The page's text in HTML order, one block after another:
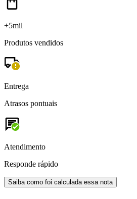
+5mil
Produtos vendidos
Entrega
Atrasos pontuais
Atendimento
Responde rápido
Saiba como foi calculada essa nota